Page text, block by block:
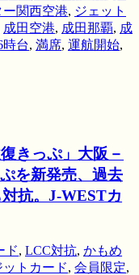
関西空港, ジェット
成田空港, 成田那覇, 成
時台, 満席, 運航開始,
きっぷ」大阪－
を新発売、過去
抗。J-WESTカ
ド, LCC対抗, かもめ
ットカード, 会員限定,